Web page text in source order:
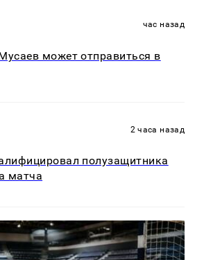
час назад
может отправиться в
2 часа назад
полузащитника
матча